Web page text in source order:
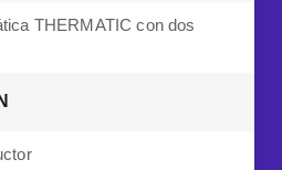
THERMATIC con dos